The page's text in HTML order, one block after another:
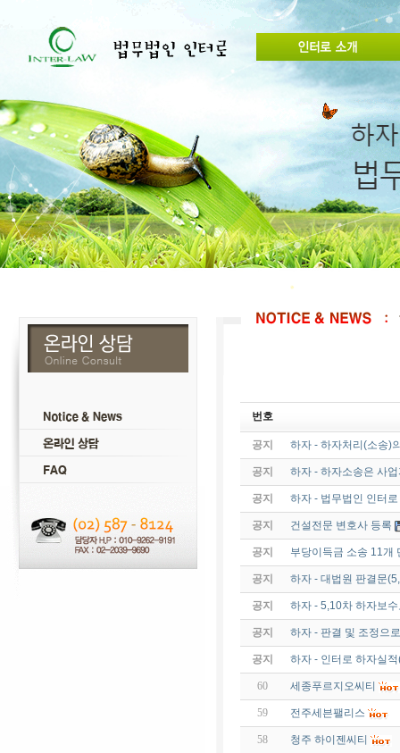
번호
공지 하자 - 하자처리(소송)
공지 하자 - 하자소송은 사
공지 하자 - 법무법인 인터
공지 건설전문 변호사 등록
공지 부당이득금 소송 11
공지 하자 - 대법원 판결문
공지 하자 - 5,10차 하자보
공지 하자 - 판결 및 조정으
공지 하자 - 인터로 하자실
60 세종푸르지오씨티
59 전주세븐팰리스
58 청주 하이젠씨티